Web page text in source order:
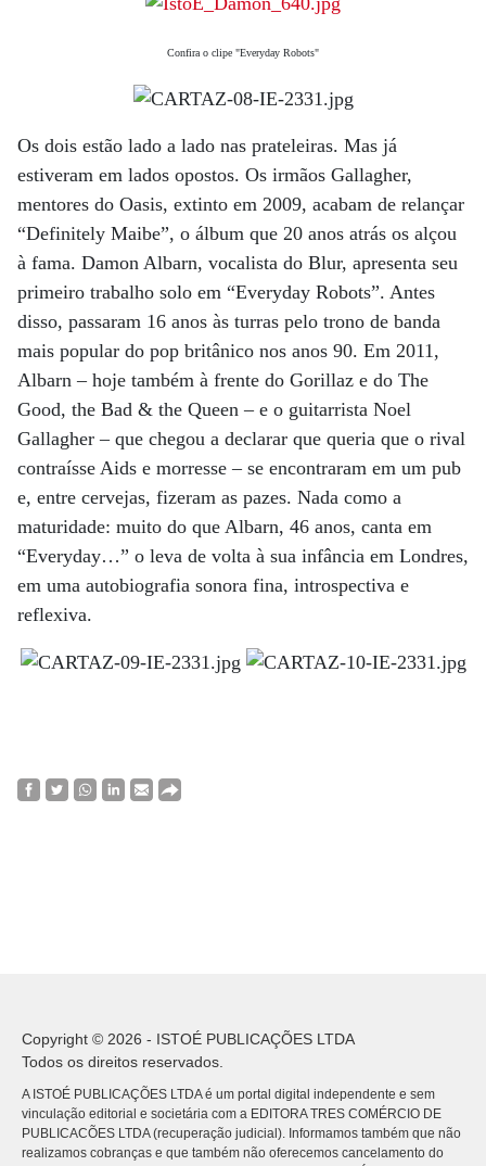
Confira o clipe "Everyday Robots"
Os dois estão lado a lado nas prateleiras. Mas já
estiveram em lados opostos. Os irmãos Gallagher,
mentores do Oasis, extinto em 2009, acabam de relançar
“Definitely Maibe”, o álbum que 20 anos atrás os alçou
à fama. Damon Albarn, vocalista do Blur, apresenta seu
primeiro trabalho solo em “Everyday Robots”. Antes
disso, passaram 16 anos às turras pelo trono de banda
mais popular do pop britânico nos anos 90. Em 2011,
Albarn – hoje também à frente do Gorillaz e do The
Good, the Bad & the Queen – e o guitarrista Noel
Gallagher – que chegou a declarar que queria que o rival
contraísse Aids e morresse – se encontraram em um pub
e, entre cervejas, fizeram as pazes. Nada como a
maturidade: muito do que Albarn, 46 anos, canta em
“Everyday…” o leva de volta à sua infância em Londres,
em uma autobiografia sonora fina, introspectiva e
reflexiva.
Copyright © 2026 - ISTOÉ PUBLICAÇÕES LTDA
Todos os direitos reservados.
A ISTOÉ PUBLICAÇÕES LTDA é um portal digital independente e sem
vinculação editorial e societária com a EDITORA TRES COMÉRCIO DE
PUBLICACÕES LTDA (recuperação judicial). Informamos também que não
realizamos cobranças e que também não oferecemos cancelamento do